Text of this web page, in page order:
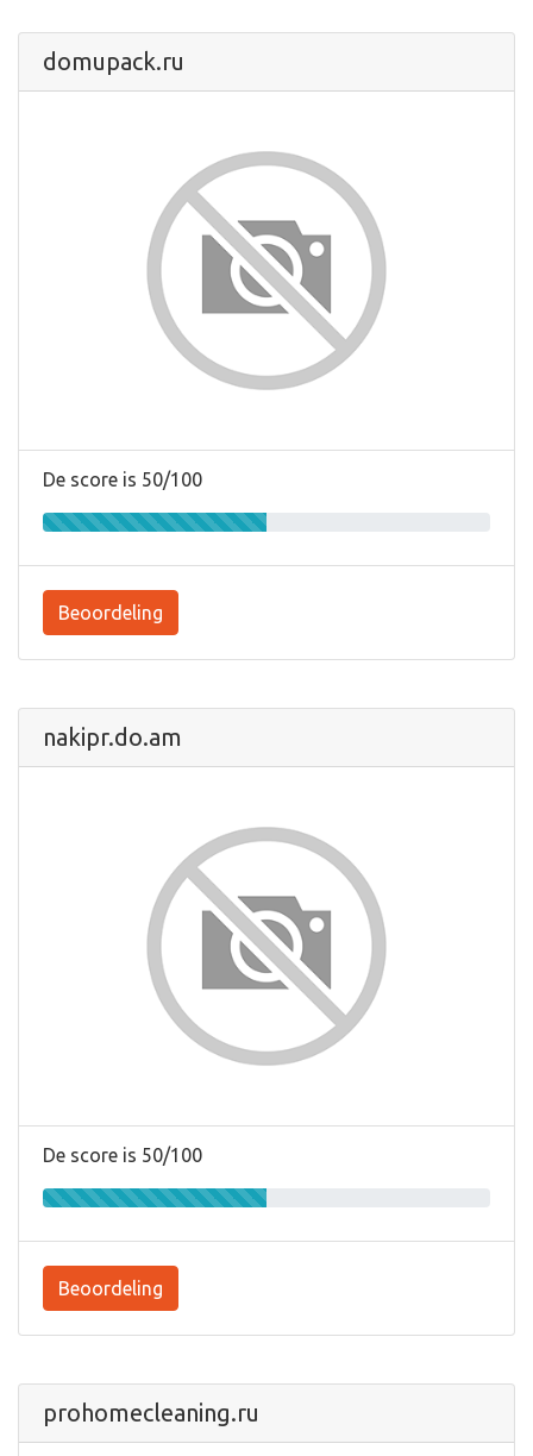
domupack.ru
De score is 50/100
Beoordeling
nakipr.do.am
De score is 50/100
Beoordeling
prohomecleaning.ru